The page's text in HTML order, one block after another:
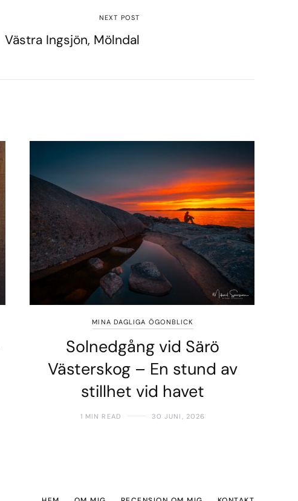
NEXT POST
Västra Ingsjön, Mölndal
MINA DAGLIGA ÖGONBLICK
Solnedgång vid Särö
Västerskog – En stund av
stillhet vid havet
1 MIN READ 30 JUNI, 2026